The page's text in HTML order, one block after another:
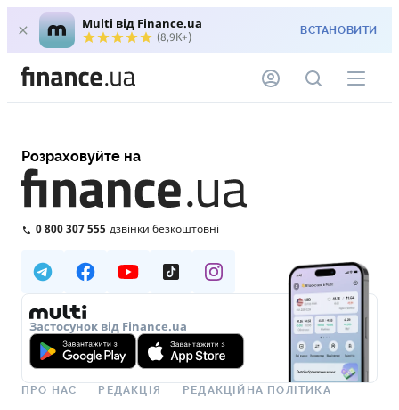
Multi від Finance.ua
(8,9K+) ВСТАНОВИТИ
Розраховуйте на
0 800 307 555 дзвінки безкоштовні
Застосунок від Finance.ua
ПРО НАС РЕДАКЦІЯ РЕДАКЦІЙНА ПОЛІТИКА